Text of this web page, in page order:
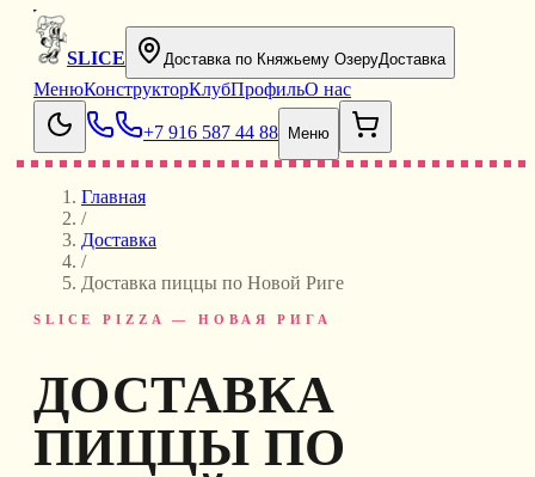
SLICE Доставка по Княжьему ОзеруДоставка
МенюКонструкторКлубПрофильО нас
+7 916 587 44 88 Меню
Главная
/
Доставка
/
Доставка пиццы по Новой Риге
SLICE PIZZA — НОВАЯ РИГА
ДОСТАВКА
ПИЦЦЫ ПО